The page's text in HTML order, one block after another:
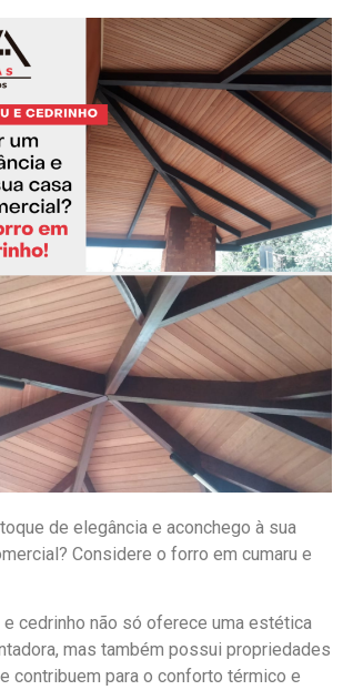
de elegância e aconchego à sua
Considere o forro em cumaru e
e cedrinho não só oferece uma estética
mas também possui propriedades
contribuem para o conforto térmico e